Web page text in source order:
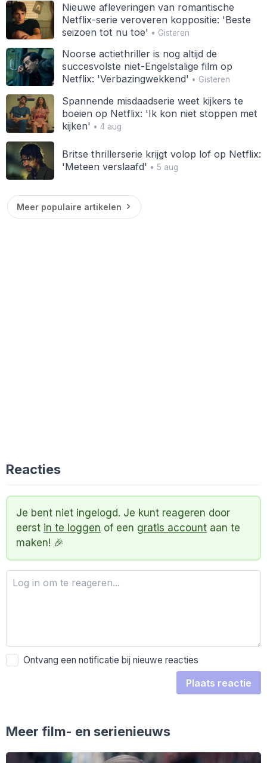
Nieuwe afleveringen van romantische
Netflix-serie veroveren koppositie: 'Beste
seizoen tot nu toe' • Gisteren
Noorse actiethriller is nog altijd de
succesvolste niet-Engelstalige film op
Netflix: 'Verbazingwekkend' • Gisteren
Spannende misdaadserie weet kijkers te
boeien op Netflix: 'Ik kon niet stoppen met
kijken' • 4 aug
Britse thrillerserie krijgt volop lof op Netflix:
'Meteen verslaafd' • 5 aug
Meer populaire artikelen
Reacties
Je bent niet ingelogd. Je kunt reageren door
eerst in te loggen of een gratis account aan te
maken! 🎉
Ontvang een notificatie bij nieuwe reacties
Plaats reactie
Meer film- en serienieuws